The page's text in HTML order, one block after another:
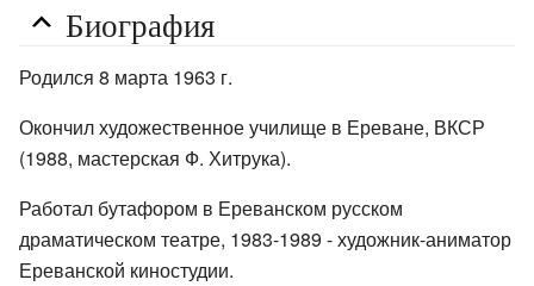
Биография
Родился 8 марта 1963 г.
Окончил художественное училище в Ереване, ВКСР
(1988, мастерская Ф. Хитрука).
Работал бутафором в Ереванском русском
драматическом театре, 1983-1989 - художник-аниматор
Ереванской киностудии.